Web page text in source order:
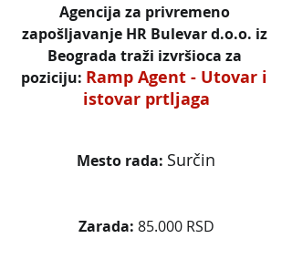
Agencija za privremeno
zapošljavanje HR Bulevar d.o.o. iz
Beograda traži izvršioca za
poziciju: Ramp Agent - Utovar i
istovar prtljaga
Mesto rada: Surčin
Zarada: 85.000 RSD